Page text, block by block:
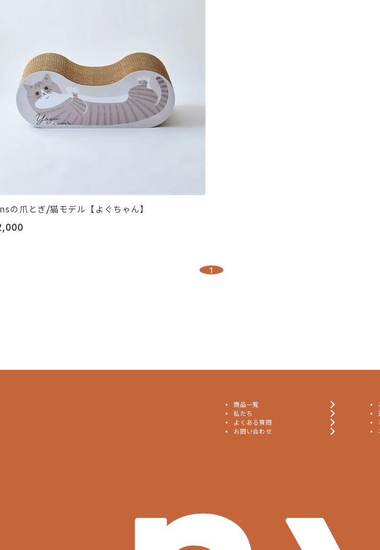
の爪とぎ/猫モデル【よぐちゃん】
1
商品一覧
私たち
よくある質問
お問い合わせ